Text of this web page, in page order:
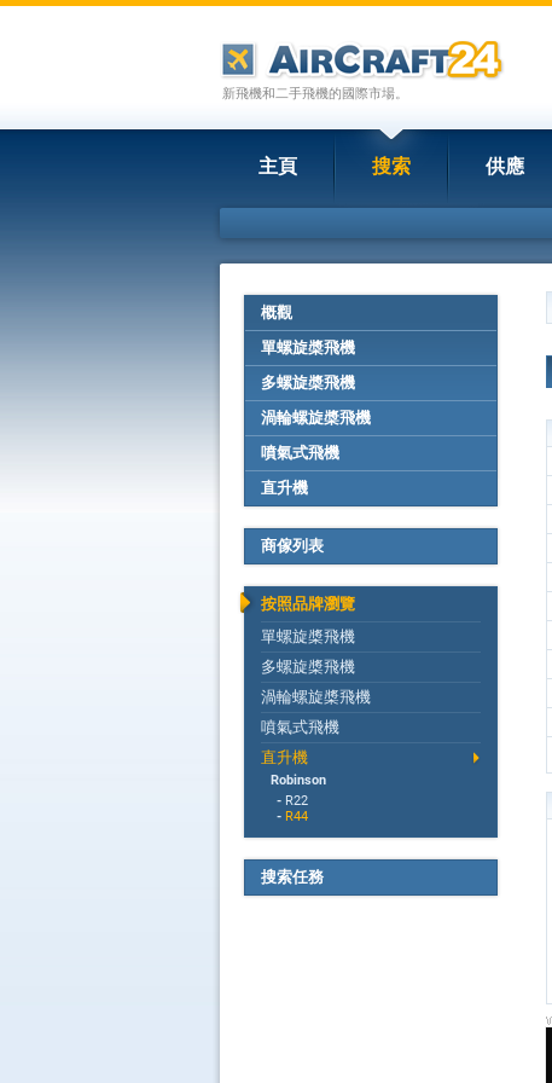
新飛機和二手飛機的國際市場。
主頁 搜索 供應
概觀
單螺旋槳飛機
多螺旋槳飛機
渦輪螺旋槳飛機
噴氣式飛機
直升機
商傢列表
按照品牌瀏覽
單螺旋槳飛機
多螺旋槳飛機
渦輪螺旋槳飛機
噴氣式飛機
直升機
Robinson
- R22
- R44
搜索任務